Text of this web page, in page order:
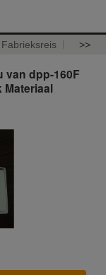
Fabrieksreis >>
van dpp-160F
Materiaal